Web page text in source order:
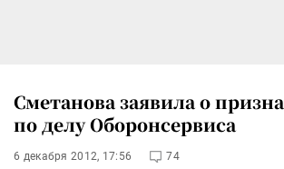
Сметанова заявила о
по делу Оборонсервиса
6 декабря 2012, 17:56 74